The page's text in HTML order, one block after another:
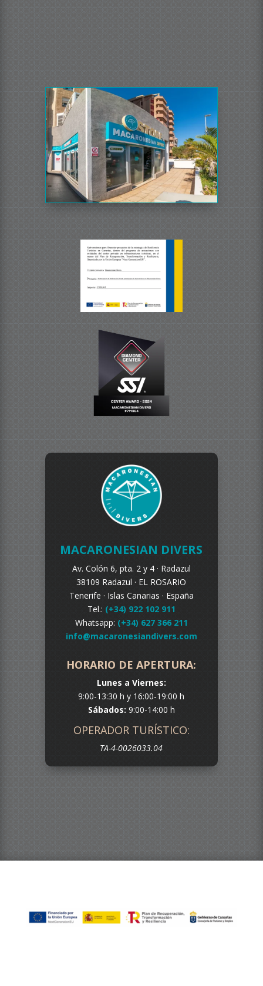
MACARONESIAN DIVERS
Av. Colón 6, pta. 2 y 4 · Radazul
38109 Radazul · EL ROSARIO
Tenerife · Islas Canarias · España
Tel.: (+34) 922 102 911
Whatsapp: (+34) 627 366 211
info@macaronesiandivers.com
HORARIO DE APERTURA:
Lunes a Viernes:
9:00-13:30 h y 16:00-19:00 h
Sábados: 9:00-14:00 h
OPERADOR TURÍSTICO:
TA-4-0026033.04